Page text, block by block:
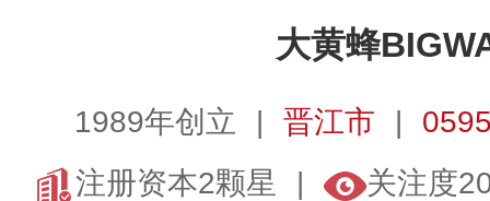
大黄蜂
1989年创立 晋江市
注册资本2颗星
关注度